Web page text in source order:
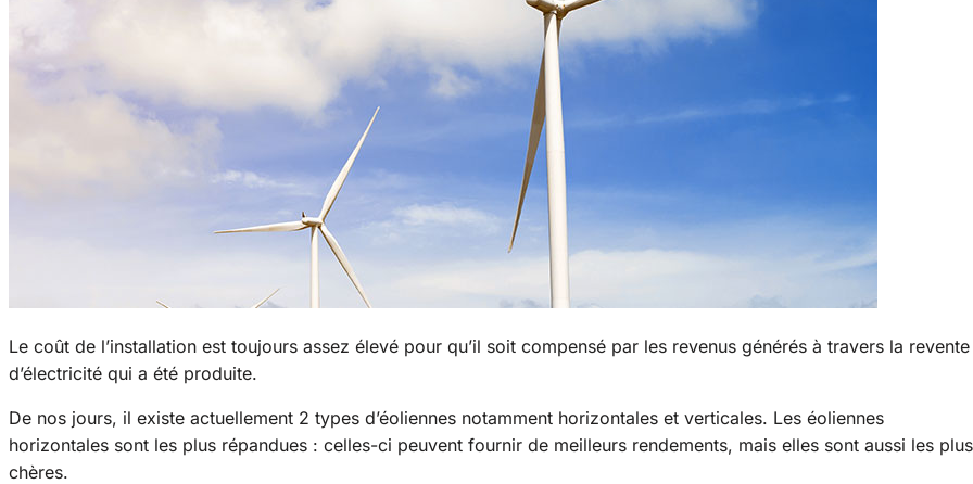
Le coût de l’installation est toujours assez élevé pour qu’il soit compensé par les revenus générés à travers la revente
d’électricité qui a été produite.
De nos jours, il existe actuellement 2 types d’éoliennes notamment horizontales et verticales. Les éoliennes
horizontales sont les plus répandues : celles-ci peuvent fournir de meilleurs rendements, mais elles sont aussi les plus
chères.